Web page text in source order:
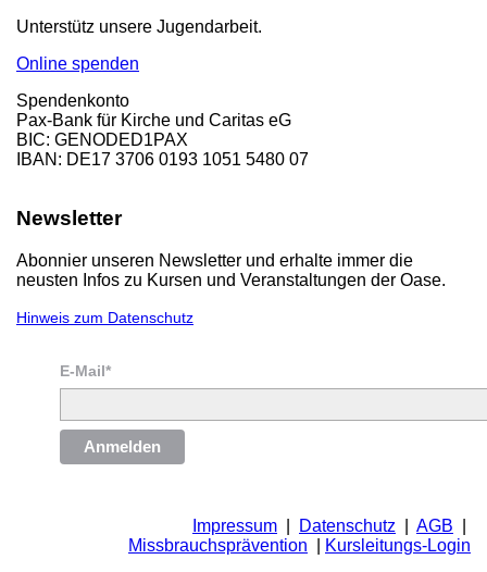
Unterstütz unsere Jugendarbeit.
Online spenden
Spendenkonto
Pax-Bank für Kirche und Caritas eG
BIC: GENODED1PAX
IBAN: DE17 3706 0193 1051 5480 07
Newsletter
Abonnier unseren Newsletter und erhalte immer die
neusten Infos zu Kursen und Veranstaltungen der Oase.
Hinweis zum Datenschutz
E-Mail*
Anmelden
Impressum Datenschutz AGB
Missbrauchsprävention
Kursleitungs-Login